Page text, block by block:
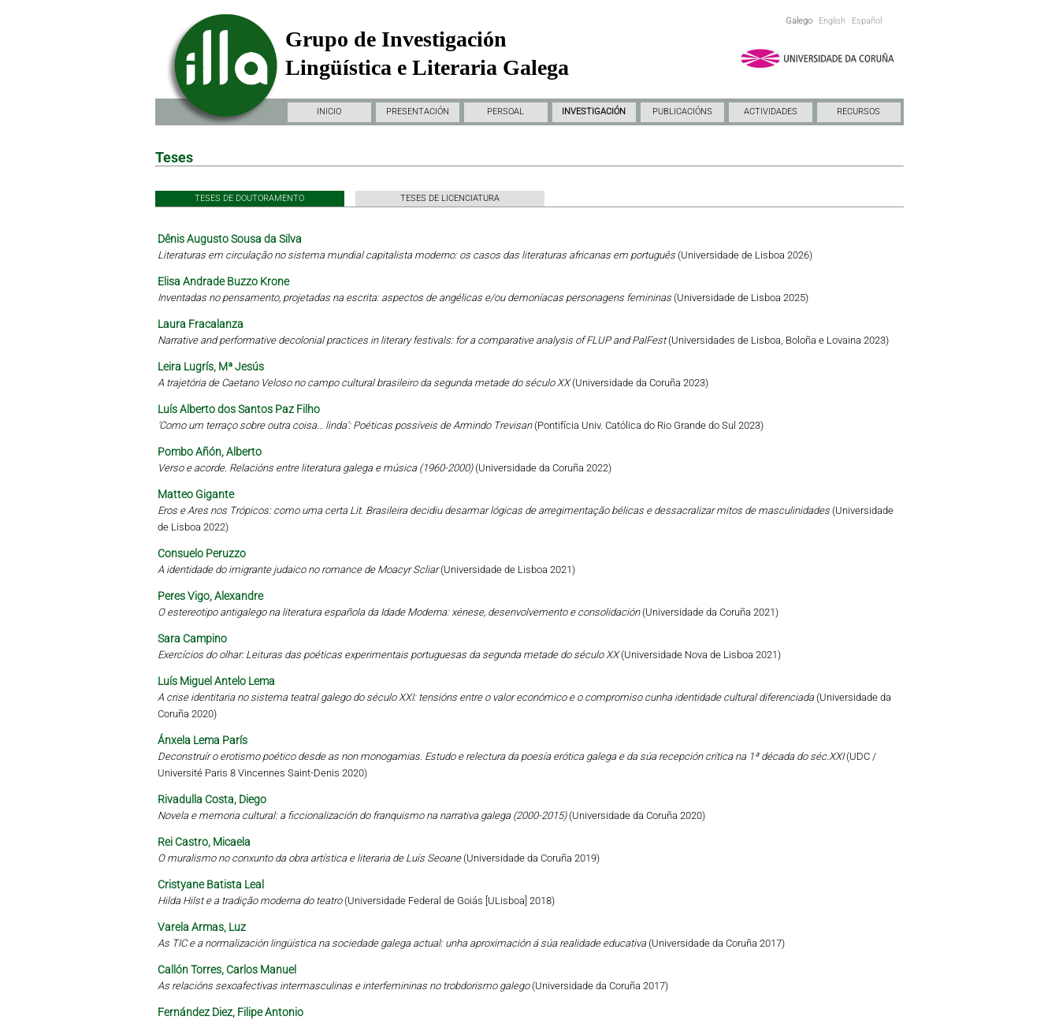
Galego English Español
Grupo de Investigación
Lingüística e Literaria Galega
INICIO PRESENTACIÓN PERSOAL INVESTIGACIÓN PUBLICACIÓNS ACTIVIDADES RECURSOS
Teses
TESES DE DOUTORAMENTO TESES DE LICENCIATURA
Dênis Augusto Sousa da Silva
Literaturas em circulação no sistema mundial capitalista moderno: os casos das literaturas africanas em português (Universidade de Lisboa 2026)
Elisa Andrade Buzzo Krone
Inventadas no pensamento, projetadas na escrita: aspectos de angélicas e/ou demoníacas personagens femininas (Universidade de Lisboa 2025)
Laura Fracalanza
Narrative and performative decolonial practices in literary festivals: for a comparative analysis of FLUP and PalFest(Universidades de Lisboa, Boloña e Lovaina 2023)
Leira Lugrís, Mª Jesús
A trajetória de Caetano Veloso no campo cultural brasileiro da segunda metade do século XX(Universidade da Coruña 2023)
Luís Alberto dos Santos Paz Filho
'Como um terraço sobre outra coisa… linda': Poéticas possíveis de Armindo Trevisan(Pontifícia Univ. Católica do Rio Grande do Sul 2023)
Pombo Añón, Alberto
Verso e acorde. Relacións entre literatura galega e música (1960-2000)(Universidade da Coruña 2022)
Matteo Gigante
Eros e Ares nos Trópicos: como uma certa Lit. Brasileira decidiu desarmar lógicas de arregimentação bélicas e dessacralizar mitos de masculinidades (Universidade
de Lisboa 2022)
Consuelo Peruzzo
A identidade do imigrante judaico no romance de Moacyr Scliar(Universidade de Lisboa 2021)
Peres Vigo, Alexandre
O estereotipo antigalego na literatura española da Idade Moderna: xénese, desenvolvemento e consolidación(Universidade da Coruña 2021)
Sara Campino
Exercícios do olhar: Leituras das poéticas experimentais portuguesas da segunda metade do século XX(Universidade Nova de Lisboa 2021)
Luís Miguel Antelo Lema
A crise identitaria no sistema teatral galego do século XXI: tensións entre o valor económico e o compromiso cunha identidade cultural diferenciada(Universidade da
Coruña 2020)
Ánxela Lema París
Deconstruír o erotismo poético desde as non monogamias. Estudo e relectura da poesía erótica galega e da súa recepción crítica na 1ª década do séc.XXI(UDC /
Université Paris 8 Vincennes Saint-Denis 2020)
Rivadulla Costa, Diego
Novela e memoria cultural: a ficcionalización do franquismo na narrativa galega (2000-2015)(Universidade da Coruña 2020)
Rei Castro, Micaela
O muralismo no conxunto da obra artística e literaria de Luís Seoane(Universidade da Coruña 2019)
Cristyane Batista Leal
Hilda Hilst e a tradição moderna do teatro(Universidade Federal de Goiás [ULisboa] 2018)
Varela Armas, Luz
As TIC e a normalización lingüística na sociedade galega actual: unha aproximación á súa realidade educativa(Universidade da Coruña 2017)
Callón Torres, Carlos Manuel
As relacións sexoafectivas intermasculinas e interfemininas no trobdorismo galego(Universidade da Coruña 2017)
Fernández Diez, Filipe Antonio